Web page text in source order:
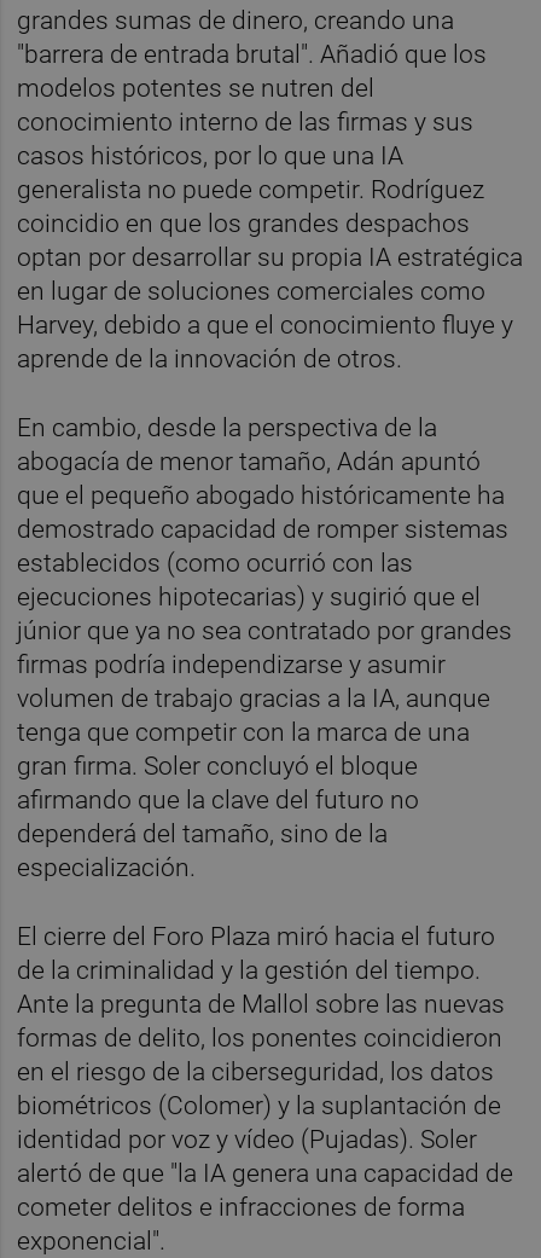
grandes sumas de dinero, creando una
"barrera de entrada brutal". Añadió que los
modelos potentes se nutren del
conocimiento interno de las firmas y sus
casos históricos, por lo que una IA
generalista no puede competir. Rodríguez
coincidio en que los grandes despachos
optan por desarrollar su propia IA estratégica
en lugar de soluciones comerciales como
Harvey, debido a que el conocimiento fluye y
aprende de la innovación de otros.
En cambio, desde la perspectiva de la
abogacía de menor tamaño, Adán apuntó
que el pequeño abogado históricamente ha
demostrado capacidad de romper sistemas
establecidos (como ocurrió con las
ejecuciones hipotecarias) y sugirió que el
júnior que ya no sea contratado por grandes
firmas podría independizarse y asumir
volumen de trabajo gracias a la IA, aunque
tenga que competir con la marca de una
gran firma. Soler concluyó el bloque
afirmando que la clave del futuro no
dependerá del tamaño, sino de la
especialización.
El cierre del Foro Plaza miró hacia el futuro
de la criminalidad y la gestión del tiempo.
Ante la pregunta de Mallol sobre las nuevas
formas de delito, los ponentes coincidieron
en el riesgo de la ciberseguridad, los datos
biométricos (Colomer) y la suplantación de
identidad por voz y vídeo (Pujadas). Soler
alertó de que "la IA genera una capacidad de
cometer delitos e infracciones de forma
exponencial".